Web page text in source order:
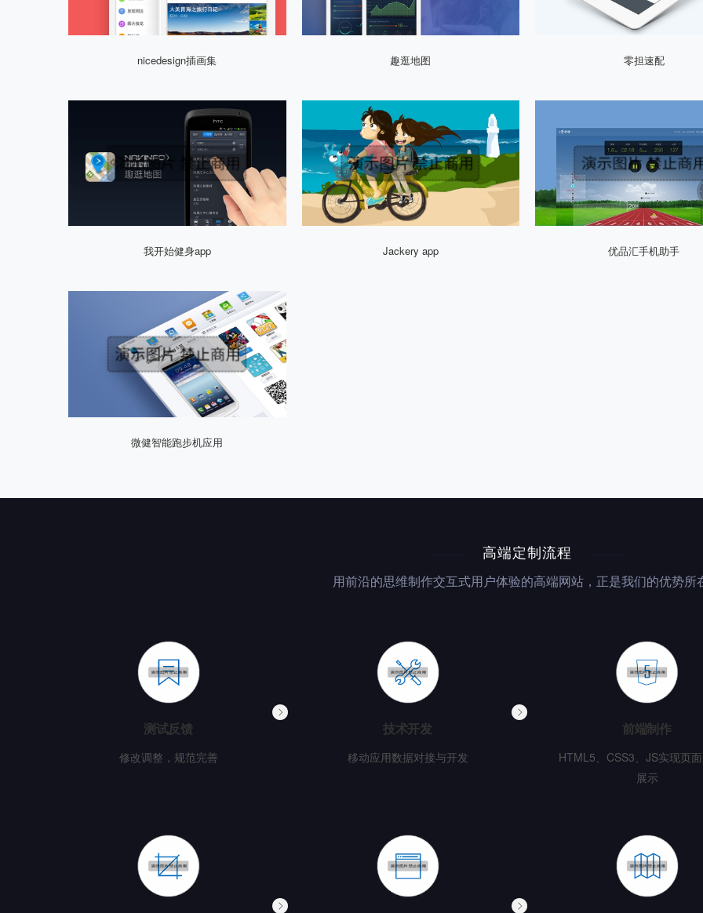
nicedesign插画集 趣逛地图 零担速配
我开始健身app Jackery app 优品汇手机助手
微健智能跑步机应用
高端定制流程
用前沿的思维制作交互式用户体验的高端网站，正是我们的优势所
测试反馈
修改调整，规范完善
技术开发
移动应用数据对接与开发
前端制作
HTML5、CSS3、JS实现页
展示